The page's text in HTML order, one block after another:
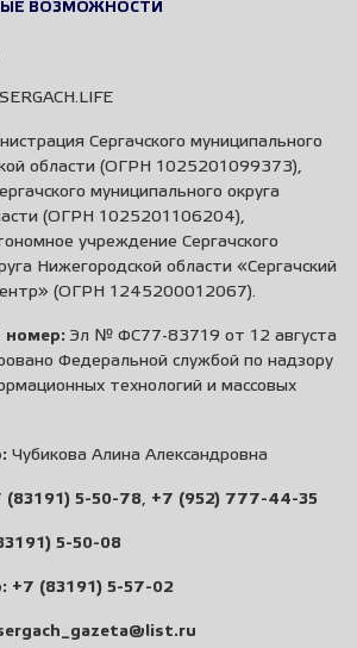
ВОЗМОЖНОСТИ
SERGACH.LIFE
Сергачского муниципального
области (ОГРН 1025201099373),
муниципального округа
(ОГРН 1025201106204),
учреждение Сергачского
Нижегородской области «Сергачский
(ОГРН 1245200012067).
номер: Эл № ФС77-83719 от 12 августа
Федеральной службой по надзору
технологий и массовых
Чубикова Алина Александровна
(83191) 5-50-78, +7 (952) 777-44-35
5-50-08
+7 (83191) 5-57-02